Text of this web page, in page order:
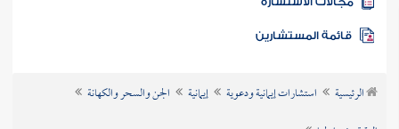
الاستشارة
الرئيسية استشارات إيمانية ودعوية إيمانية
الجن والسحر والكهانة